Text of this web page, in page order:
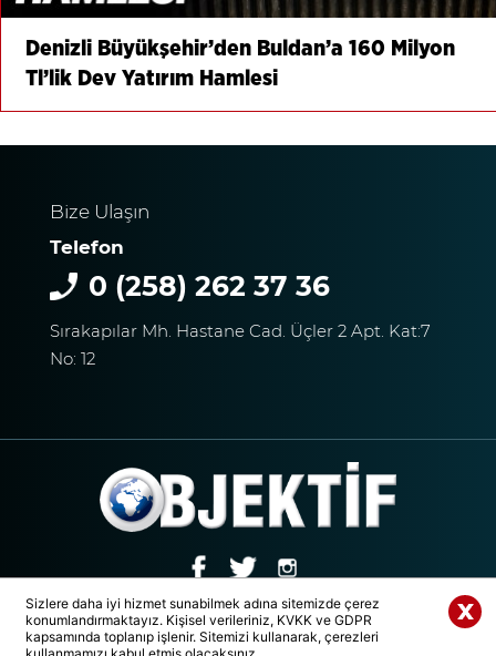
Sizlere daha iyi hizmet sunabilmek adına sitemizde çerez
konumlandırmaktayız. Kişisel verileriniz, KVKK ve GDPR
kapsamında toplanıp işlenir. Sitemizi kullanarak, çerezleri
Whatsapp Paylaş
Denizli Büyükşehir’den Buldan’a 160 Milyon
Tl’lik Dev Yatırım Hamlesi
Bize Ulaşın
Telefon
0 (258) 262 37 36
Sırakapılar Mh. Hastane Cad. Üçler 2 Apt. Kat:7
No: 12
© 2020 Tüm Hakları Saklıdır. | DENİZLİ OBJEKTİF MEDYA GRUBU